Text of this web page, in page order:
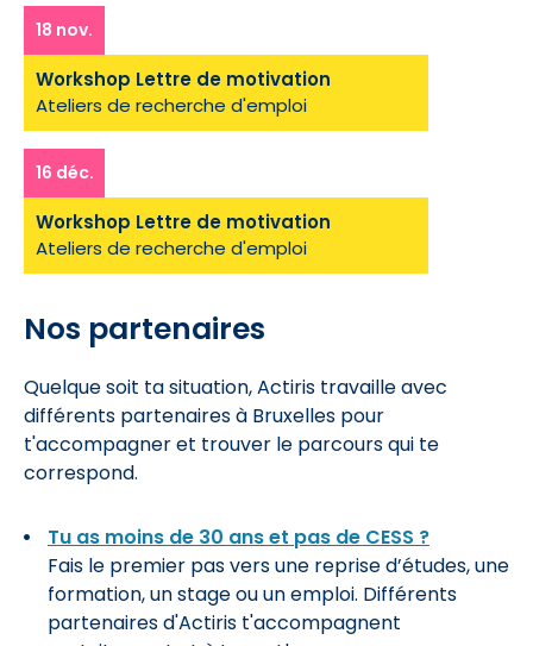
18 nov.
Workshop Lettre de motivation
Ateliers de recherche d'emploi
16 déc.
Workshop Lettre de motivation
Ateliers de recherche d'emploi
Nos partenaires
Quelque soit ta situation, Actiris travaille avec
différents partenaires à Bruxelles pour
t'accompagner et trouver le parcours qui te
correspond.
Tu as moins de 30 ans et pas de CESS ?
Fais le premier pas vers une reprise d’études, une
formation, un stage ou un emploi. Différents
partenaires d'Actiris t'accompagnent